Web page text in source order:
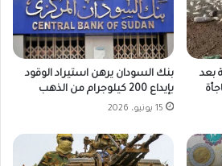
بعد
بنك السودان يرهن استيراد الوقود
بإيداع 200 كيلوجرام من الذهب
15 يونيو، 2026